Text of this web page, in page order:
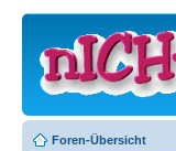
Foren-Übersicht